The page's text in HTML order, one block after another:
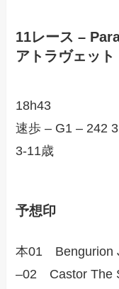
11レース –
アトラヴェット
18h43
速歩 – G1 – 242
3-11歳
予想印
本01
–02 Castor